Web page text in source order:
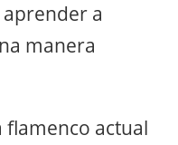
a
manera
flamenco actual